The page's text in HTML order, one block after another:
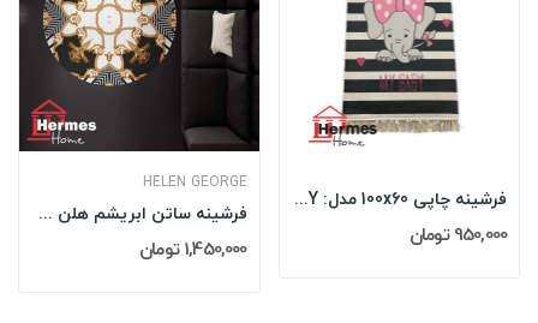
HELEN GEORGE
فرشینه ساتن ابریشم هلن جورج HELEN GEORGE مدل:...
1,450,000 تومان
فرشینه چاپی 100x60 مدل: MY BABY
950,000 تومان